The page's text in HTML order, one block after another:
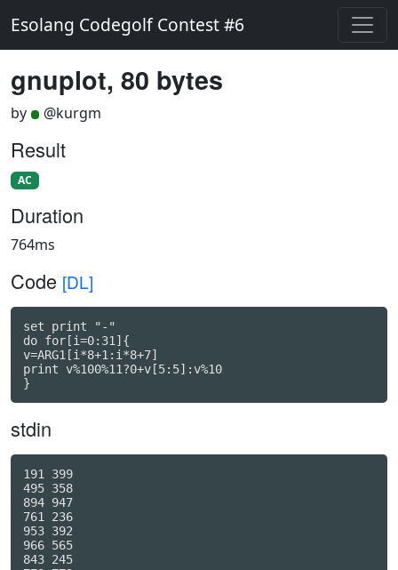
Esolang Codegolf Contest #6
gnuplot, 80 bytes
by @kurgm
Result
AC
Duration
764ms
Code [DL]
set print "-"
do for[i=0:31]{
v=ARG1[i*8+1:i*8+7]
print v%100%11?0+v[5:5]:v%10
}
stdin
191 399
495 358
894 947
761 236
953 392
966 565
843 245